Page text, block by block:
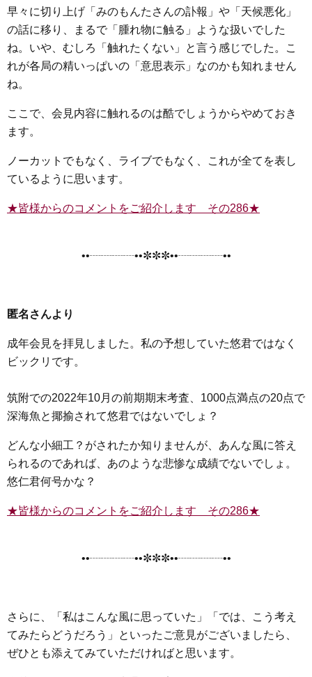
早々に切り上げ「みのもんたさんの訃報」や「天候悪化」
の話に移り、まるで「腫れ物に触る」ような扱いでした
ね。いや、むしろ「触れたくない」と言う感じでした。こ
れが各局の精いっぱいの「意思表示」なのかも知れません
ね。
ここで、会見内容に触れるのは酷でしょうからやめておき
ます。
ノーカットでもなく、ライブでもなく、これが全てを表し
ているように思います。
★皆様からのコメントをご紹介します その286★
••┈┈┈┈••✼✼✼••┈┈┈┈••
匿名さんより
成年会見を拝見しました。私の予想していた悠君ではなく
ビックリです。
筑附での2022年10月の前期期末考査、1000点満点の20点で
深海魚と揶揄されて悠君ではないでしょ？
どんな小細工？がされたか知りませんが、あんな風に答え
られるのであれば、あのような悲惨な成績でないでしょ。
悠仁君何号かな？
★皆様からのコメントをご紹介します その286★
••┈┈┈┈••✼✼✼••┈┈┈┈••
さらに、「私はこんな風に思っていた」「では、こう考え
てみたらどうだろう」といったご意見がございましたら、
ぜひとも添えてみていただければと思います。